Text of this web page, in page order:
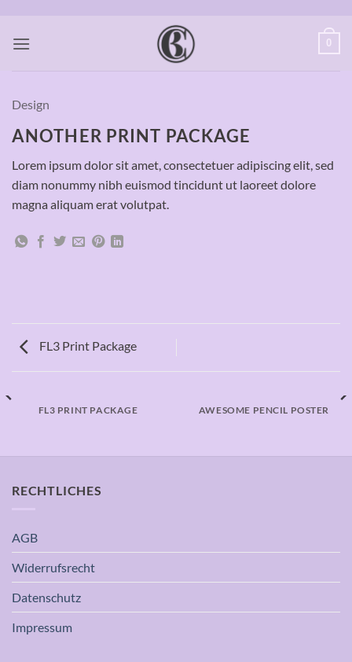
springen
0
Design
ANOTHER PRINT PACKAGE
Lorem ipsum dolor sit amet, consectetuer adipiscing elit, sed
diam nonummy nibh euismod tincidunt ut laoreet dolore
magna aliquam erat volutpat.
FL3 Print Package
FL3 PRINT PACKAGE AWESOME PENCIL POSTER
RECHTLICHES
AGB
Widerrufsrecht
Datenschutz
Impressum